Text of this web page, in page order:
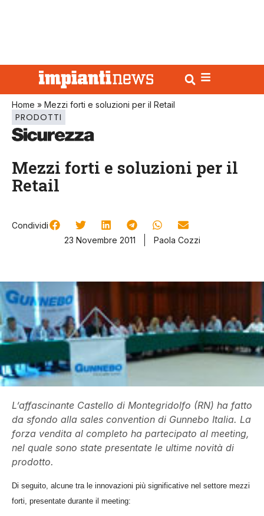
Home » Mezzi forti e soluzioni per il Retail
PRODOTTI
Mezzi forti e soluzioni per il
Retail
Condividi
23 Novembre 2011
Paola Cozzi
L’affascinante Castello di Montegridolfo (RN) ha fatto
da sfondo alla sales convention di Gunnebo Italia. La
forza vendita al completo ha partecipato al meeting,
nel quale sono state presentate le ultime novità di
prodotto.
Di seguito, alcune tra le innovazioni più significative nel settore mezzi
forti, presentate durante il meeting: